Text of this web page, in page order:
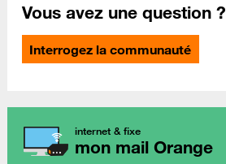
Vous avez une question ?
Interrogez la communauté
internet & fixe
mon mail Orange